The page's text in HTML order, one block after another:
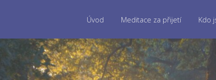
Úvod Meditace za přijetí Kdo